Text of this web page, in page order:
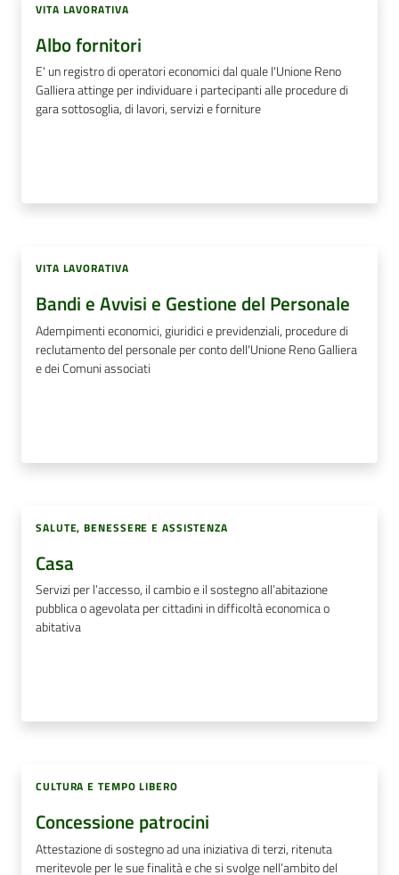
VITA LAVORATIVA
Albo fornitori
E' un registro di operatori economici dal quale l'Unione Reno
Galliera attinge per individuare i partecipanti alle procedure di
gara sottosoglia, di lavori, servizi e forniture
VITA LAVORATIVA
Bandi e Avvisi e Gestione del Personale
Adempimenti economici, giuridici e previdenziali, procedure di
reclutamento del personale per conto dell'Unione Reno Galliera
e dei Comuni associati
SALUTE, BENESSERE E ASSISTENZA
Casa
Servizi per l’accesso, il cambio e il sostegno all’abitazione
pubblica o agevolata per cittadini in difficoltà economica o
abitativa
CULTURA E TEMPO LIBERO
Concessione patrocini
Attestazione di sostegno ad una iniziativa di terzi, ritenuta
meritevole per le sue finalità e che si svolge nell’ambito del